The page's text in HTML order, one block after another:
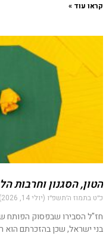
קראו עוד »
הטון, הסגנון וחרבות
כ״ט בתמוז ה׳תשפ״ו (יולי 14, 2026)
חז"ל הסבירו שבפסוק הפותח
בני ישראל, שכן בהזכרתם